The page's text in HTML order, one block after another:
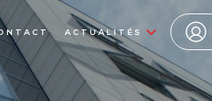
ACTUALITÉS